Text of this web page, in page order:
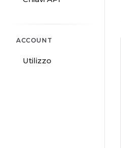
ACCOUNT
Utilizzo